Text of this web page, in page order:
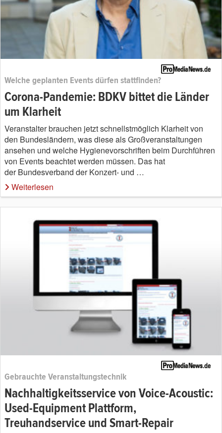
Welche geplanten Events dürfen stattfinden?
Corona-Pandemie: BDKV bittet die Länder
um Klarheit
Veranstalter brauchen jetzt schnellstmöglich Klarheit von
den Bundesländern, was diese als Großveranstaltungen
ansehen und welche Hygienevorschriften beim Durchführen
von Events beachtet werden müssen. Das hat
der Bundesverband der Konzert- und …
Weiterlesen
Gebrauchte Veranstaltungstechnik
Nachhaltigkeitsservice von Voice-Acoustic:
Used-Equipment Plattform,
Treuhandservice und Smart-Repair